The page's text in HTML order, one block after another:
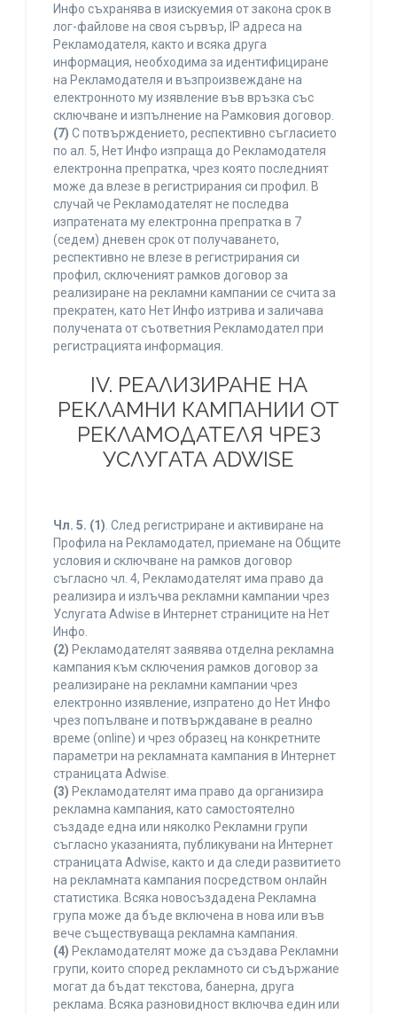
Инфо съхранява в изискуемия от закона срок в
лог-файлове на своя сървър, IP адреса на
Рекламодателя, както и всяка друга
информация, необходима за идентифициране
на Рекламодателя и възпроизвеждане на
електронното му изявление във връзка със
сключване и изпълнение на Рамковия договор.
(7) С потвърждението, респективно съгласието
по ал. 5, Нет Инфо изпраща до Рекламодателя
електронна препратка, чрез която последният
може да влезе в регистрирания си профил. В
случай че Рекламодателят не последва
изпратената му електронна препратка в 7
(седем) дневен срок от получаването,
респективно не влезе в регистрирания си
профил, сключеният рамков договор за
реализиране на рекламни кампании се счита за
прекратен, като Нет Инфо изтрива и заличава
получената от съответния Рекламодател при
регистрацията информация.
IV. РЕАЛИЗИРАНЕ НА
РЕКЛАМНИ КАМПАНИИ ОТ
РЕКЛАМОДАТЕЛЯ ЧРЕЗ
УСЛУГАТА ADWISE
Чл. 5. (1). След регистриране и активиране на
Профила на Рекламодател, приемане на Общите
условия и сключване на рамков договор
съгласно чл. 4, Рекламодателят има право да
реализира и излъчва рекламни кампании чрез
Услугата Adwise в Интернет страниците на Нет
Инфо.
(2) Рекламодателят заявява отделна рекламна
кампания към сключения рамков договор за
реализиране на рекламни кампании чрез
електронно изявление, изпратено до Нет Инфо
чрез попълване и потвърждаване в реално
време (online) и чрез образец на конкретните
параметри на рекламната кампания в Интернет
страницата Adwise.
(3) Рекламодателят има право да организира
рекламна кампания, като самостоятелно
създаде една или няколко Рекламни групи
съгласно указанията, публикувани на Интернет
страницата Adwise, както и да следи развитието
на рекламната кампания посредством онлайн
статистика. Всяка новосъздадена Рекламна
група може да бъде включена в нова или във
вече съществуваща рекламна кампания.
(4) Рекламодателят може да създава Рекламни
групи, които според рекламното си съдържание
могат да бъдат текстова, банерна, друга
реклама. Всяка разновидност включва един или